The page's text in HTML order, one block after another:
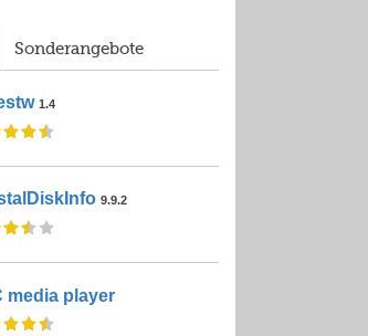
Sonderangebote
1.4
9.9.2
media player